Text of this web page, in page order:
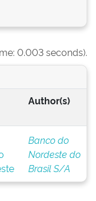
0.003 seconds).
Author(s)
Banco do
Nordeste do
Brasil S/A